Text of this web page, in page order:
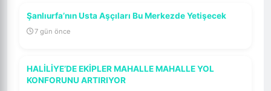
Şanlıurfa’nın Usta Aşçıları Bu Merkezde Yetişecek
7 gün önce
HALİLİYE’DE EKİPLER MAHALLE MAHALLE YOL
KONFORUNU ARTIRIYOR